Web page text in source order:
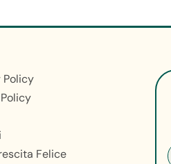
Policy
Felice